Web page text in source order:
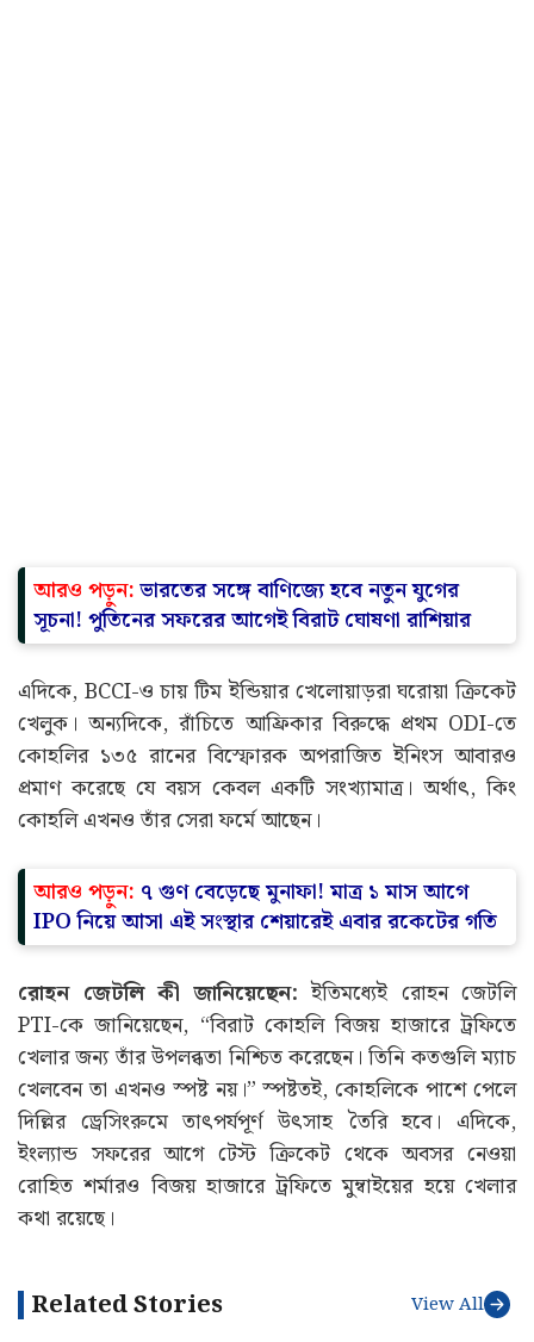
আরও পড়ুন:ভারতের সঙ্গে বাণিজ্যে হবে নতুন যুগের
সূচনা! পুতিনের সফরের আগেই বিরাট ঘোষণা রাশিয়ার
এদিকে, BCCI-ও চায় টিম ইন্ডিয়ার খেলোয়াড়রা ঘরোয়া ক্রিকেট
খেলুক। অন্যদিকে, রাঁচিতে আফ্রিকার বিরুদ্ধে প্রথম ODI-তে
কোহলির ১৩৫ রানের বিস্ফোরক অপরাজিত ইনিংস আবারও
প্রমাণ করেছে যে বয়স কেবল একটি সংখ্যামাত্র। অর্থাৎ, কিং
কোহলি এখনও তাঁর সেরা ফর্মে আছেন।
আরও পড়ুন: ৭ গুণ বেড়েছে মুনাফা! মাত্র ১ মাস আগে
IPO নিয়ে আসা এই সংস্থার শেয়ারেই এবার রকেটের গতি
রোহন জেটলি কী জানিয়েছেন: ইতিমধ্যেই রোহন জেটলি
PTI-কে জানিয়েছেন, “বিরাট কোহলি বিজয় হাজারে ট্রফিতে
খেলার জন্য তাঁর উপলব্ধতা নিশ্চিত করেছেন। তিনি কতগুলি ম্যাচ
খেলবেন তা এখনও স্পষ্ট নয়।” স্পষ্টতই, কোহলিকে পাশে পেলে
দিল্লির ড্রেসিংরুমে তাৎপর্যপূর্ণ উৎসাহ তৈরি হবে। এদিকে,
ইংল্যান্ড সফরের আগে টেস্ট ক্রিকেট থেকে অবসর নেওয়া
রোহিত শর্মারও বিজয় হাজারে ট্রফিতে মুম্বাইয়ের হয়ে খেলার
কথা রয়েছে।
Related Stories View All